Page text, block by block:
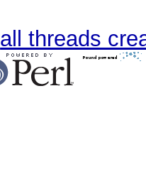
all threads